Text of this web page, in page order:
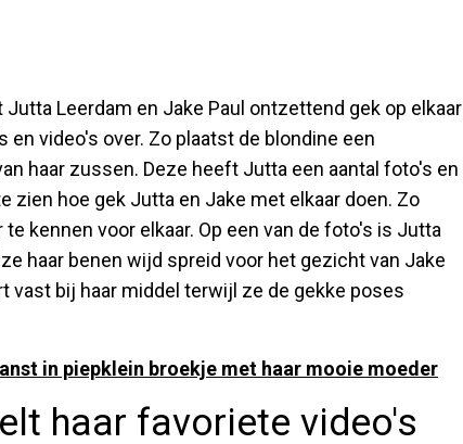
Leerdam en Jake Paul ontzettend gek op elkaar
video's over. Zo plaatst de blondine een
haar zussen. Deze heeft Jutta een aantal foto's en
zien hoe gek Jutta en Jake met elkaar doen. Zo
kennen voor elkaar. Op een van de foto's is Jutta
haar benen wijd spreid voor het gezicht van Jake
vast bij haar middel terwijl ze de gekke poses
in piepklein broekje met haar mooie moeder
haar favoriete video's